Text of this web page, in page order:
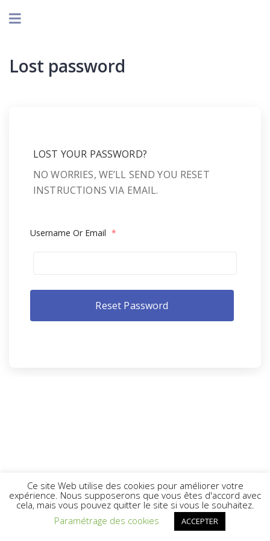
Lost password
LOST YOUR PASSWORD?
NO WORRIES, WE’LL SEND YOU RESET
INSTRUCTIONS VIA EMAIL.
Username Or Email *
Ce site Web utilise des cookies pour améliorer votre
expérience. Nous supposerons que vous êtes d'accord avec
cela, mais vous pouvez quitter le site si vous le souhaitez.
Paramétrage des cookies
ACCEPTER